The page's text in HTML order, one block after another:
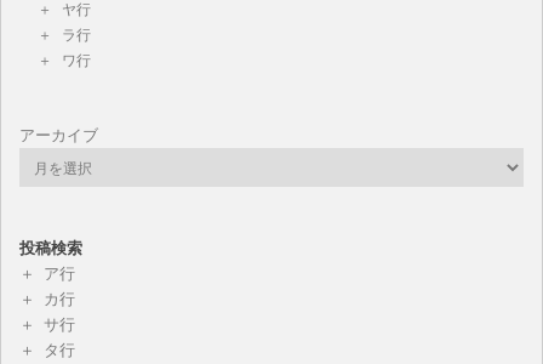
ヤ行
ラ行
ワ行
アーカイブ
投稿検索
ア行
カ行
サ行
タ行